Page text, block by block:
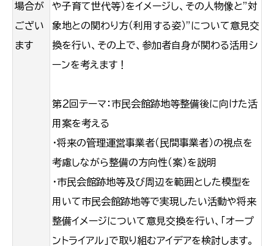
場合が
ござい
ます
や子育て世代等）をイメージし、その人物像と”対
象地との関わり方（利用する姿）”について意見交
換を行い、その上で、参加者自身が関わる活用シ
ーンを考えます！
第２回テーマ：市民会館跡地等整備後に向けた活
用案を考える
・将来の管理運営事業者（民間事業者）の視点を
考慮しながら整備の方向性（案）を説明
・市民会館跡地等及び周辺を範囲とした模型を
用いて市民会館跡地等で実現したい活動や将来
整備イメージについて意見交換を行い、「オープ
ントライアル」で取り組むアイデアを検討します。